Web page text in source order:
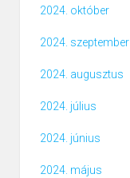
2024. október
2024. szeptember
2024. augusztus
2024. július
2024. június
2024. május